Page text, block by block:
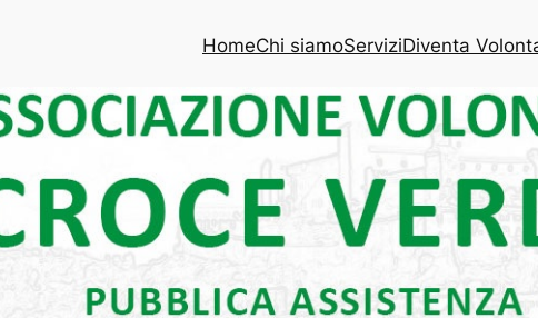
HomeChi siamoServiziDiventa